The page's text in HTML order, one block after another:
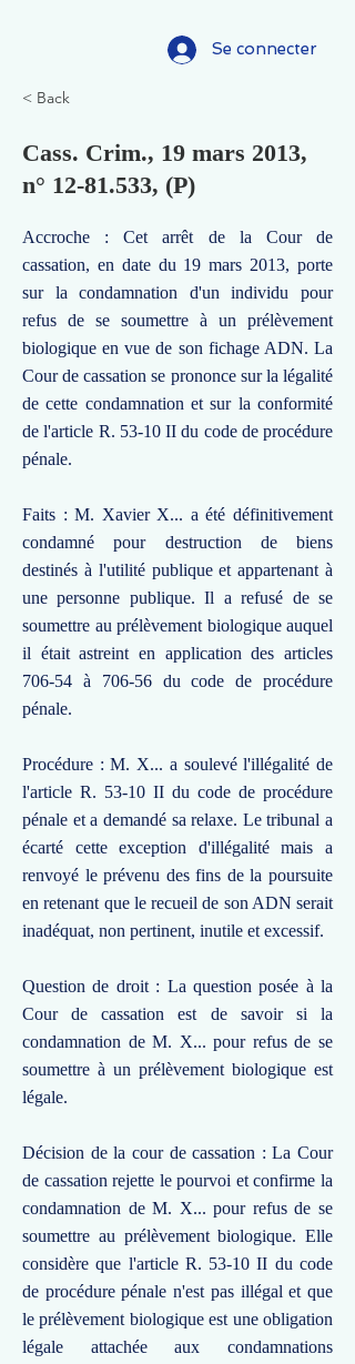
Se connecter
< Back
Cass. Crim., 19 mars 2013,
n° 12-81.533, (P)
Accroche : Cet arrêt de la Cour de
cassation, en date du 19 mars 2013, porte
sur la condamnation d'un individu pour
refus de se soumettre à un prélèvement
biologique en vue de son fichage ADN. La
Cour de cassation se prononce sur la légalité
de cette condamnation et sur la conformité
de l'article R. 53-10 II du code de procédure
pénale.
Faits : M. Xavier X... a été définitivement
condamné pour destruction de biens
destinés à l'utilité publique et appartenant à
une personne publique. Il a refusé de se
soumettre au prélèvement biologique auquel
il était astreint en application des articles
706-54 à 706-56 du code de procédure
pénale.
Procédure : M. X... a soulevé l'illégalité de
l'article R. 53-10 II du code de procédure
pénale et a demandé sa relaxe. Le tribunal a
écarté cette exception d'illégalité mais a
renvoyé le prévenu des fins de la poursuite
en retenant que le recueil de son ADN serait
inadéquat, non pertinent, inutile et excessif.
Question de droit : La question posée à la
Cour de cassation est de savoir si la
condamnation de M. X... pour refus de se
soumettre à un prélèvement biologique est
légale.
Décision de la cour de cassation : La Cour
de cassation rejette le pourvoi et confirme la
condamnation de M. X... pour refus de se
soumettre au prélèvement biologique. Elle
considère que l'article R. 53-10 II du code
de procédure pénale n'est pas illégal et que
le prélèvement biologique est une obligation
légale attachée aux condamnations